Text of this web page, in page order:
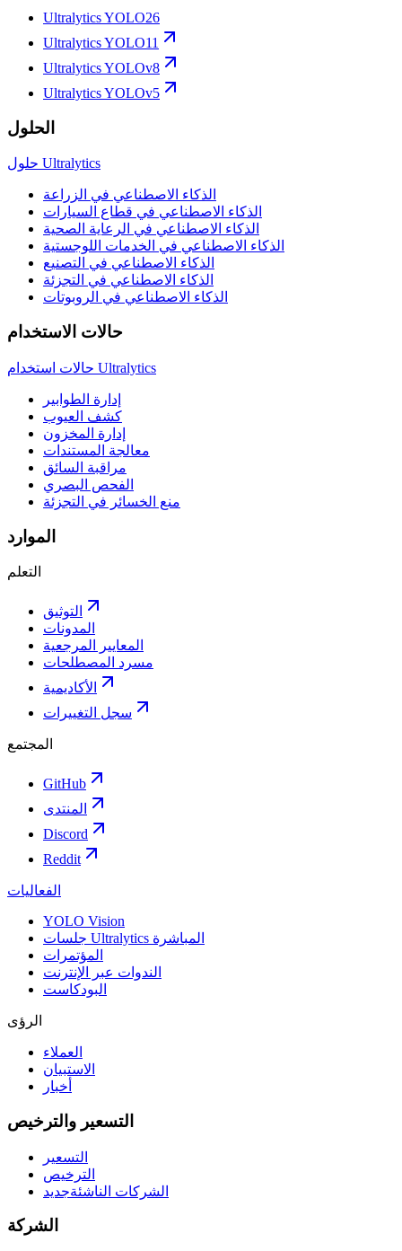
Ultralytics YOLO26
Ultralytics YOLO11
Ultralytics YOLOv8
Ultralytics YOLOv5
الحلول
حلول Ultralytics
الذكاء الاصطناعي في الزراعة
الذكاء الاصطناعي في قطاع السيارات
الذكاء الاصطناعي في الرعاية الصحية
الذكاء الاصطناعي في الخدمات اللوجستية
الذكاء الاصطناعي في التصنيع
الذكاء الاصطناعي في التجزئة
الذكاء الاصطناعي في الروبوتات
حالات الاستخدام
حالات استخدام Ultralytics
إدارة الطوابير
كشف العيوب
إدارة المخزون
معالجة المستندات
مراقبة السائق
الفحص البصري
منع الخسائر في التجزئة
الموارد
التعلم
التوثيق
المدونات
المعايير المرجعية
مسرد المصطلحات
الأكاديمية
سجل التغييرات
المجتمع
GitHub
المنتدى
Discord
Reddit
الفعاليات
YOLO Vision
جلسات Ultralytics المباشرة
المؤتمرات
الندوات عبر الإنترنت
البودكاست
الرؤى
العملاء
الاستبيان
أخبار
التسعير والترخيص
التسعير
الترخيص
الشركات الناشئةجديد
الشركة